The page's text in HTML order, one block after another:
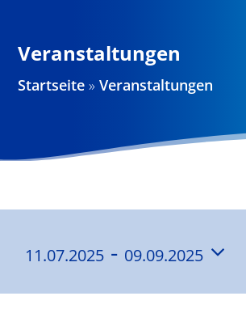
Projekte
Veranstaltungen
Startseite »Veranstaltungen
11.07.2025 - 09.09.2025
wählen.